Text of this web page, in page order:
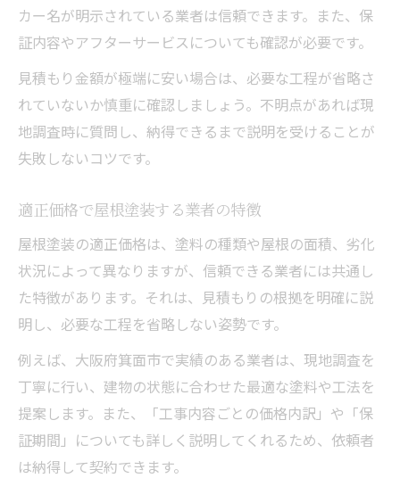
カー名が明示されている業者は信頼できます。また、保
証内容やアフターサービスについても確認が必要です。
見積もり金額が極端に安い場合は、必要な工程が省略さ
れていないか慎重に確認しましょう。不明点があれば現
地調査時に質問し、納得できるまで説明を受けることが
失敗しないコツです。
適正価格で屋根塗装する業者の特徴
屋根塗装の適正価格は、塗料の種類や屋根の面積、劣化
状況によって異なりますが、信頼できる業者には共通し
た特徴があります。それは、見積もりの根拠を明確に説
明し、必要な工程を省略しない姿勢です。
例えば、大阪府箕面市で実績のある業者は、現地調査を
丁寧に行い、建物の状態に合わせた最適な塗料や工法を
提案します。また、「工事内容ごとの価格内訳」や「保
証期間」についても詳しく説明してくれるため、依頼者
は納得して契約できます。